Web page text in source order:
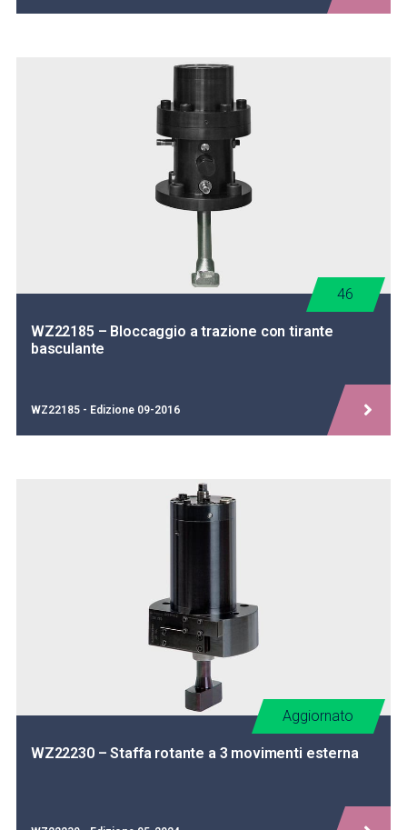
WZ22185 – Bloccaggio a trazione con tirante
basculante
46
WZ22185 - Edizione 09-2016
WZ22230 – Staffa rotante a 3 movimenti esterna
Aggiornato